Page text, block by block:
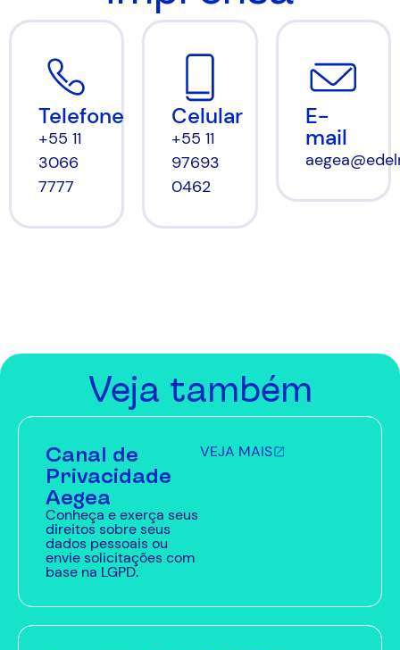
Telefone
+55 11
3066
7777
Celular
+55 11
97693
0462
E-
mail
Veja também
Canal de
Privacidade
Aegea
Conheça e exerça seus
direitos sobre seus
dados pessoais ou
envie solicitações com
base na LGPD.
VEJA MAIS